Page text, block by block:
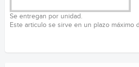
Se entregan por unidad.
Este articulo se sirve en un plazo máximo